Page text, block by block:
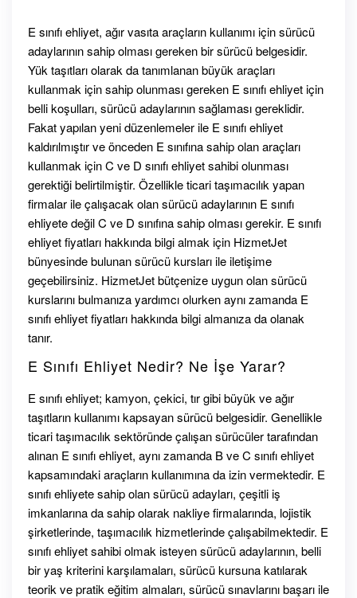
E sınıfı ehliyet, ağır vasıta araçların kullanımı için sürücü
adaylarının sahip olması gereken bir sürücü belgesidir.
Yük taşıtları olarak da tanımlanan büyük araçları
kullanmak için sahip olunması gereken E sınıfı ehliyet için
belli koşulları, sürücü adaylarının sağlaması gereklidir.
Fakat yapılan yeni düzenlemeler ile E sınıfı ehliyet
kaldırılmıştır ve önceden E sınıfına sahip olan araçları
kullanmak için C ve D sınıfı ehliyet sahibi olunması
gerektiği belirtilmiştir. Özellikle ticari taşımacılık yapan
firmalar ile çalışacak olan sürücü adaylarının E sınıfı
ehliyete değil C ve D sınıfına sahip olması gerekir. E sınıfı
ehliyet fiyatları hakkında bilgi almak için HizmetJet
bünyesinde bulunan sürücü kursları ile iletişime
geçebilirsiniz. HizmetJet bütçenize uygun olan sürücü
kurslarını bulmanıza yardımcı olurken aynı zamanda E
sınıfı ehliyet fiyatları hakkında bilgi almanıza da olanak
tanır.
E Sınıfı Ehliyet Nedir? Ne İşe Yarar?
E sınıfı ehliyet; kamyon, çekici, tır gibi büyük ve ağır
taşıtların kullanımı kapsayan sürücü belgesidir. Genellikle
ticari taşımacılık sektöründe çalışan sürücüler tarafından
alınan E sınıfı ehliyet, aynı zamanda B ve C sınıfı ehliyet
kapsamındaki araçların kullanımına da izin vermektedir. E
sınıfı ehliyete sahip olan sürücü adayları, çeşitli iş
imkanlarına da sahip olarak nakliye firmalarında, lojistik
şirketlerinde, taşımacılık hizmetlerinde çalışabilmektedir. E
sınıfı ehliyet sahibi olmak isteyen sürücü adaylarının, belli
bir yaş kriterini karşılamaları, sürücü kursuna katılarak
teorik ve pratik eğitim almaları, sürücü sınavlarını başarı ile